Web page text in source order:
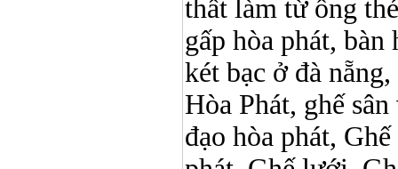
thất làm từ ống
gấp hòa phát, bàn
két bạc ở đà
Hòa Phát, ghế
đạo hòa phát,